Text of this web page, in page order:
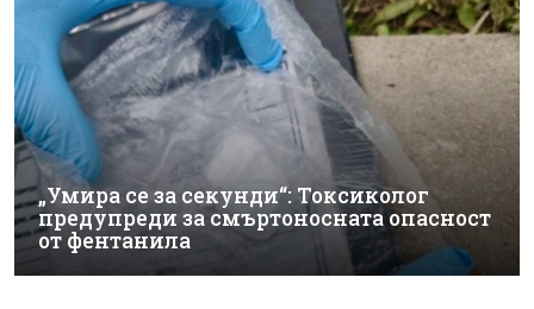
„Умира се за секунди“: Токсиколог
предупреди за смъртоносната опасност
от фентанила